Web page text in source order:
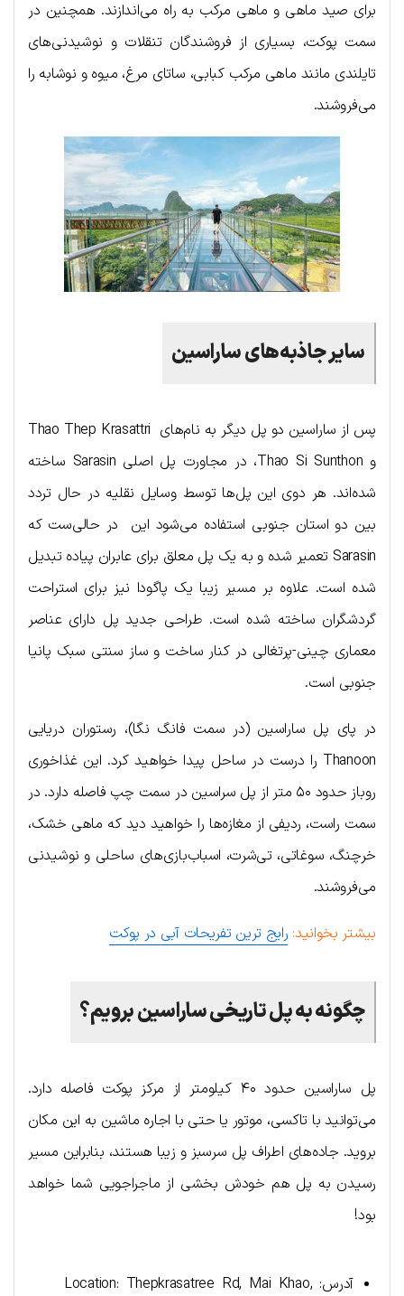
برای صید ماهی و ماهی مرکب به راه می‌اندازند. همچنین در
سمت پوکت، بسیاری از فروشندگان تنقلات و نوشیدنی‌های
تایلندی مانند ماهی مرکب کبابی، ساتای مرغ، میوه و نوشابه را
می‌فروشند.
سایر جاذبه‌های ساراسین
پس از ساراسین دو پل دیگر به نام‌های ‌ Thao Thep Krasattri
و Thao Si Sunthon، در مجاورت پل اصلی Sarasin ساخته
شده‌اند. هر دوی این پل‌ها توسط وسایل نقلیه در حال تردد
بین دو استان جنوبی استفاده می‌شود این در حالی‌ست که
Sarasin تعمیر شده و به یک پل معلق برای عابران پیاده تبدیل
شده است. علاوه بر مسیر زیبا یک پاگودا نیز برای استراحت
گردشگران ساخته شده است. طراحی جدید پل دارای عناصر
معماری چینی-پرتغالی در کنار ساخت و ساز سنتی سبک پانیا
جنوبی است.
در پای پل ساراسین (در سمت فانگ نگا)، رستوران دریایی
Thanoon را درست در ساحل پیدا خواهید کرد. این غذاخوری
روباز حدود ۵۰ متر از پل سراسین در سمت چپ فاصله دارد. در
سمت راست، ردیفی از مغازه‌ها را خواهید دید که ماهی خشک،
خرچنگ، سوغاتی، تی‌شرت، اسباب‌بازی‌های ساحلی و نوشیدنی
می‌فروشند.
بیشتر بخوانید: رایج ترین تفریحات آبی در پوکت
چگونه به پل تاریخی ساراسین برویم؟
پل ساراسین حدود ۴۰ کیلومتر از مرکز پوکت فاصله دارد.
می‌توانید با تاکسی، موتور یا حتی با اجاره ماشین به این مکان
بروید. جاده‌های اطراف پل سرسبز و زیبا هستند، بنابراین مسیر
رسیدن به پل هم خودش بخشی از ماجراجویی شما خواهد
بود!
آدرس: Location: Thepkrasatree Rd, Mai Khao,